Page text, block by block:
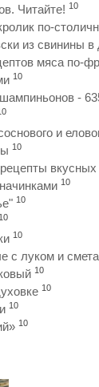
Читайте! 10
по-
из свинины в
мяса по-
10
-
и
10
вкусных
10
10
10
10
с луком и
10
10
10
10